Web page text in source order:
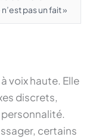
pas un fait »
voix haute. Elle
discrets,
certains